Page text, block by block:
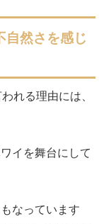
自然さを感じ
れる理由には、
イを舞台にして
なっています